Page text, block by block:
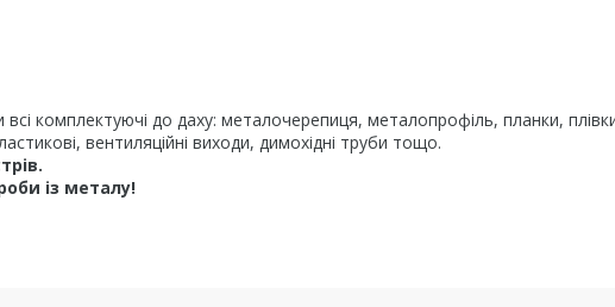
комплектуючі до даху: металочерепиця, металопрофіль, планки,
вентиляційні виходи, димохідні труби тощо.
із металу!